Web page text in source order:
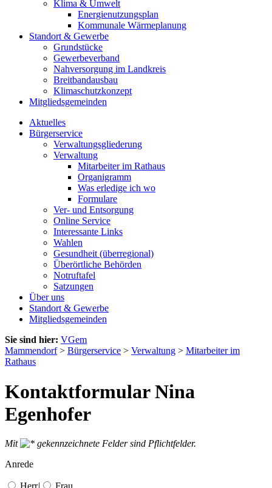
Klima & Umwelt
Energienutzungsplan
Kommunale Wärmeplanung
Standort & Gewerbe
Grundstücke
Gewerbeverband
Nahversorgung im Landkreis
Breitbandausbau
Klimaschutzkonzept
Mitgliedsgemeinden
Aktuelles
Bürgerservice
Verwaltungsgliederung
Verwaltung
Mitarbeiter im Rathaus
Organigramm
Was erledige ich wo
Formulare
Ver- und Entsorgung
Online Service
Interessante Links
Wahlen
Gesundheit (überregional)
Überörtliche Behörden
Notruftafel
Satzungen
Über uns
Standort & Gewerbe
Mitgliedsgemeinden
Sie sind hier: VGem
Mammendorf> Bürgerservice > Verwaltung > Mitarbeiter im
Rathaus
Kontaktformular Nina
Egenhofer
Mit
gekennzeichnete Felder sind Pflichtfelder.
Anrede
Herr| Frau